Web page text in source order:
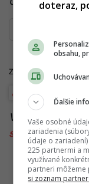
Ďakujeme,
Zdroje:Facebook/
Marian Kotleba
Viac k téme:
slovensko,
doteraz,
obsahu,
Ďalšie
Vaše osobné
zariadenia
údaje o
225 partnermi a
využívané
partneri môžeme
si zoznam